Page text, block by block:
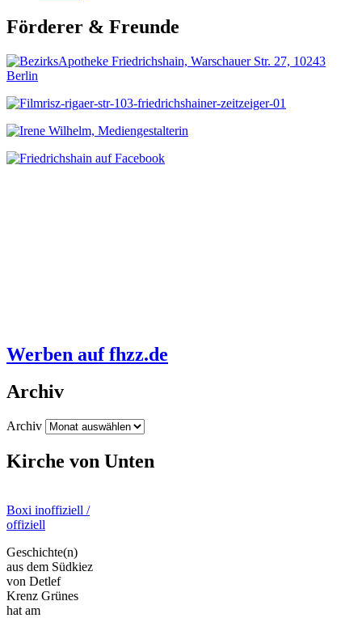
Förderer & Freunde
Werben auf fhzz.de
Archiv
Archiv
Kirche von Unten
Boxi inoffiziell /
offiziell
Geschichte(n)
aus dem Südkiez
von Detlef
Krenz Grünes
hat am